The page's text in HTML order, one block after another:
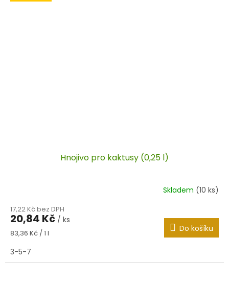
Hnojivo pro kaktusy (0,25 l)
Skladem (10 ks)
17,22 Kč bez DPH
20,84 Kč / ks
Měrná
83,36 Kč / 1 l Do košíku
3-5-7